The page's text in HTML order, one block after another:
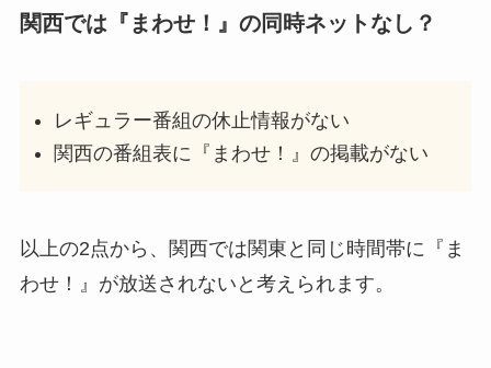
関西では『まわせ！』の同時ネットなし？
レギュラー番組の休止情報がない
関西の番組表に『まわせ！』の掲載がない
以上の2点から、関西では関東と同じ時間帯に『ま
わせ！』が放送されないと考えられます。